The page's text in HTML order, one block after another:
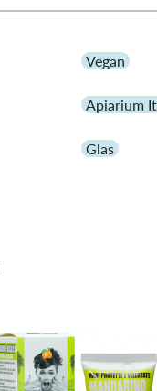
Vegan
Apiarium
Glas